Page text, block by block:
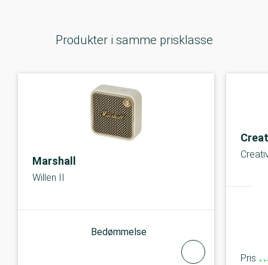
Produkter i samme prisklasse
Marshall
Willen II
Bedømmelse
Pris